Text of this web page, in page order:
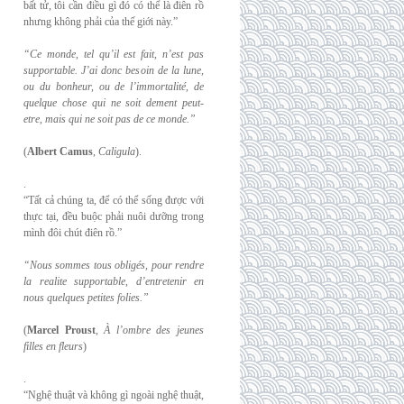
bất tử, tôi cần điều gì đó có thể là điên rồ
nhưng không phải của thế giới này.”
“Ce monde, tel qu’il est fait, n’est pas
supportable. J’ai donc besoin de la lune,
ou du bonheur, ou de l’immortalité, de
quelque chose qui ne soit dement peut-
etre, mais qui ne soit pas de ce monde.”
(Albert Camus, Caligula).
.
“Tất cả chúng ta, để có thể sống được với
thực tại, đều buộc phải nuôi dưỡng trong
mình đôi chút điên rồ.”
“Nous sommes tous obligés, pour rendre
la realite supportable, d’entretenir en
nous quelques petites folies.”
(Marcel Proust,À l’ombre des jeunes
filles en fleurs)
.
“Nghệ thuật và không gì ngoài nghệ thuật,